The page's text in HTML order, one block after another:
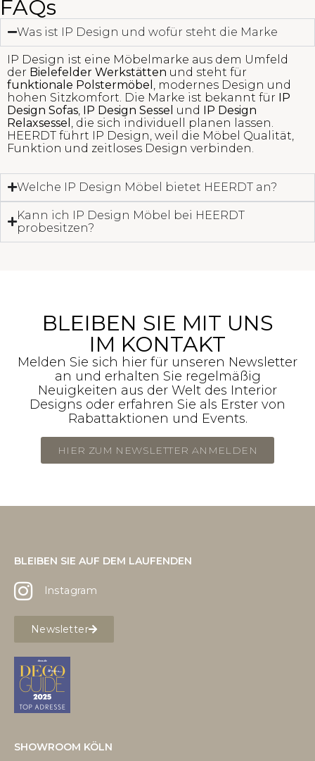
FAQs
Was ist IP Design und wofür steht die Marke
IP Design ist eine Möbelmarke aus dem Umfeld
der Bielefelder Werkstätten und steht für
funktionale Polstermöbel
, modernes Design und
hohen Sitzkomfort. Die Marke ist bekannt für IP
Design Sofas IP Design Sessel und IP Design
Relaxsessel
, die sich individuell planen lassen.
HEERDT führt IP Design, weil die Möbel Qualität,
Funktion und zeitloses Design verbinden.
Welche IP Design Möbel bietet HEERDT an?
Kann ich IP Design Möbel bei HEERDT
probesitzen?
BLEIBEN SIE MIT UNS
IM KONTAKT
Melden Sie sich hier für unseren Newsletter
an und erhalten Sie regelmäßig
Neuigkeiten aus der Welt des Interior
Designs oder erfahren Sie als Erster von
Rabattaktionen und Events.
HIER ZUM NEWSLETTER ANMELDEN
BLEIBEN SIE AUF DEM LAUFENDEN
Instagram
Newsletter
SHOWROOM KÖLN